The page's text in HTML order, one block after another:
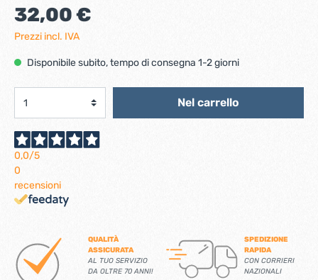
32,00 €
Prezzi incl. IVA
Disponibile subito, tempo di consegna 1-2 giorni
Nel carrello
0,0/5
0
recensioni
QUALITÀ
ASSICURATA
AL TUO SERVIZIO
DA OLTRE 70 ANNI!
SPEDIZIONE
RAPIDA
CON CORRIERI
NAZIONALI